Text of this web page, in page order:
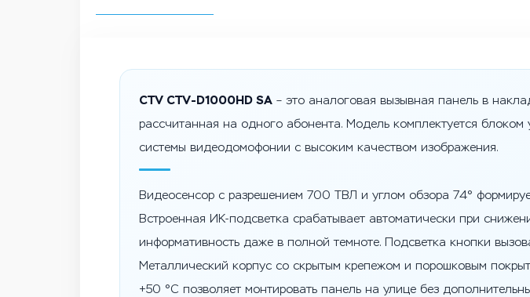
CTV CTV-D1000HD SA – это аналоговая вызывная панель в
рассчитанная на одного абонента. Модель комплектуется
системы видеодомофонии с высоким качеством изображения.
Видеосенсор с разрешением 700 ТВЛ и углом обзора 74°
Встроенная ИК-подсветка срабатывает автоматически при
информативность даже в полной темноте. Подсветка кнопки
Металлический корпус со скрытым крепежом и порошковым
+50 °C позволяет монтировать панель на улице без